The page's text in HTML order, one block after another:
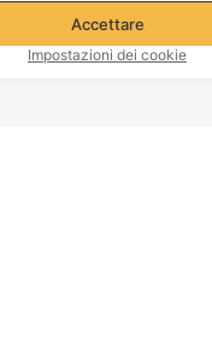
Accettare
Impostazioni dei cookie